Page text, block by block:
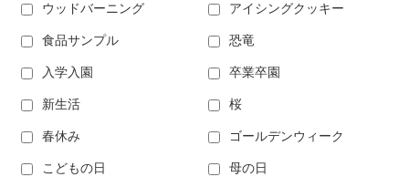
ウッドバーニング アイシングクッキー
食品サンプル 恐竜
入学入園 卒業卒園
新生活 桜
春休み ゴールデンウィーク
こどもの日 母の日